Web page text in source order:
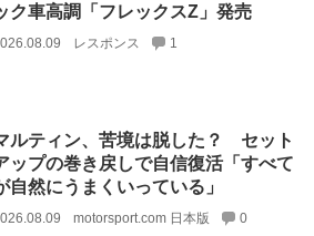
ク車高調「フレックスZ」発売
レスポンス 1
ルティン、苦境は脱した？ セット
ップの巻き戻しで自信復活「すべて
自然にうまくいっている」
motorsport.com 日本版 0